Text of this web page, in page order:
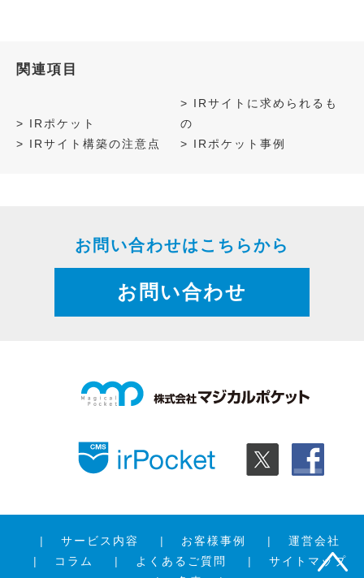
関連項目
> IRポケット
> IRサイトに求められるも
の
> IRサイト構築の注意点 > IRポケット事例
お問い合わせはこちらから
お問い合わせ
サービス内容 お客様事例
運営会社
コラム
よくあるご質問
サイトマップ